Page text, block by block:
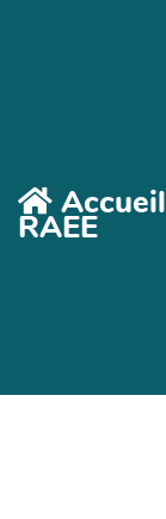
Accueil
RAEE